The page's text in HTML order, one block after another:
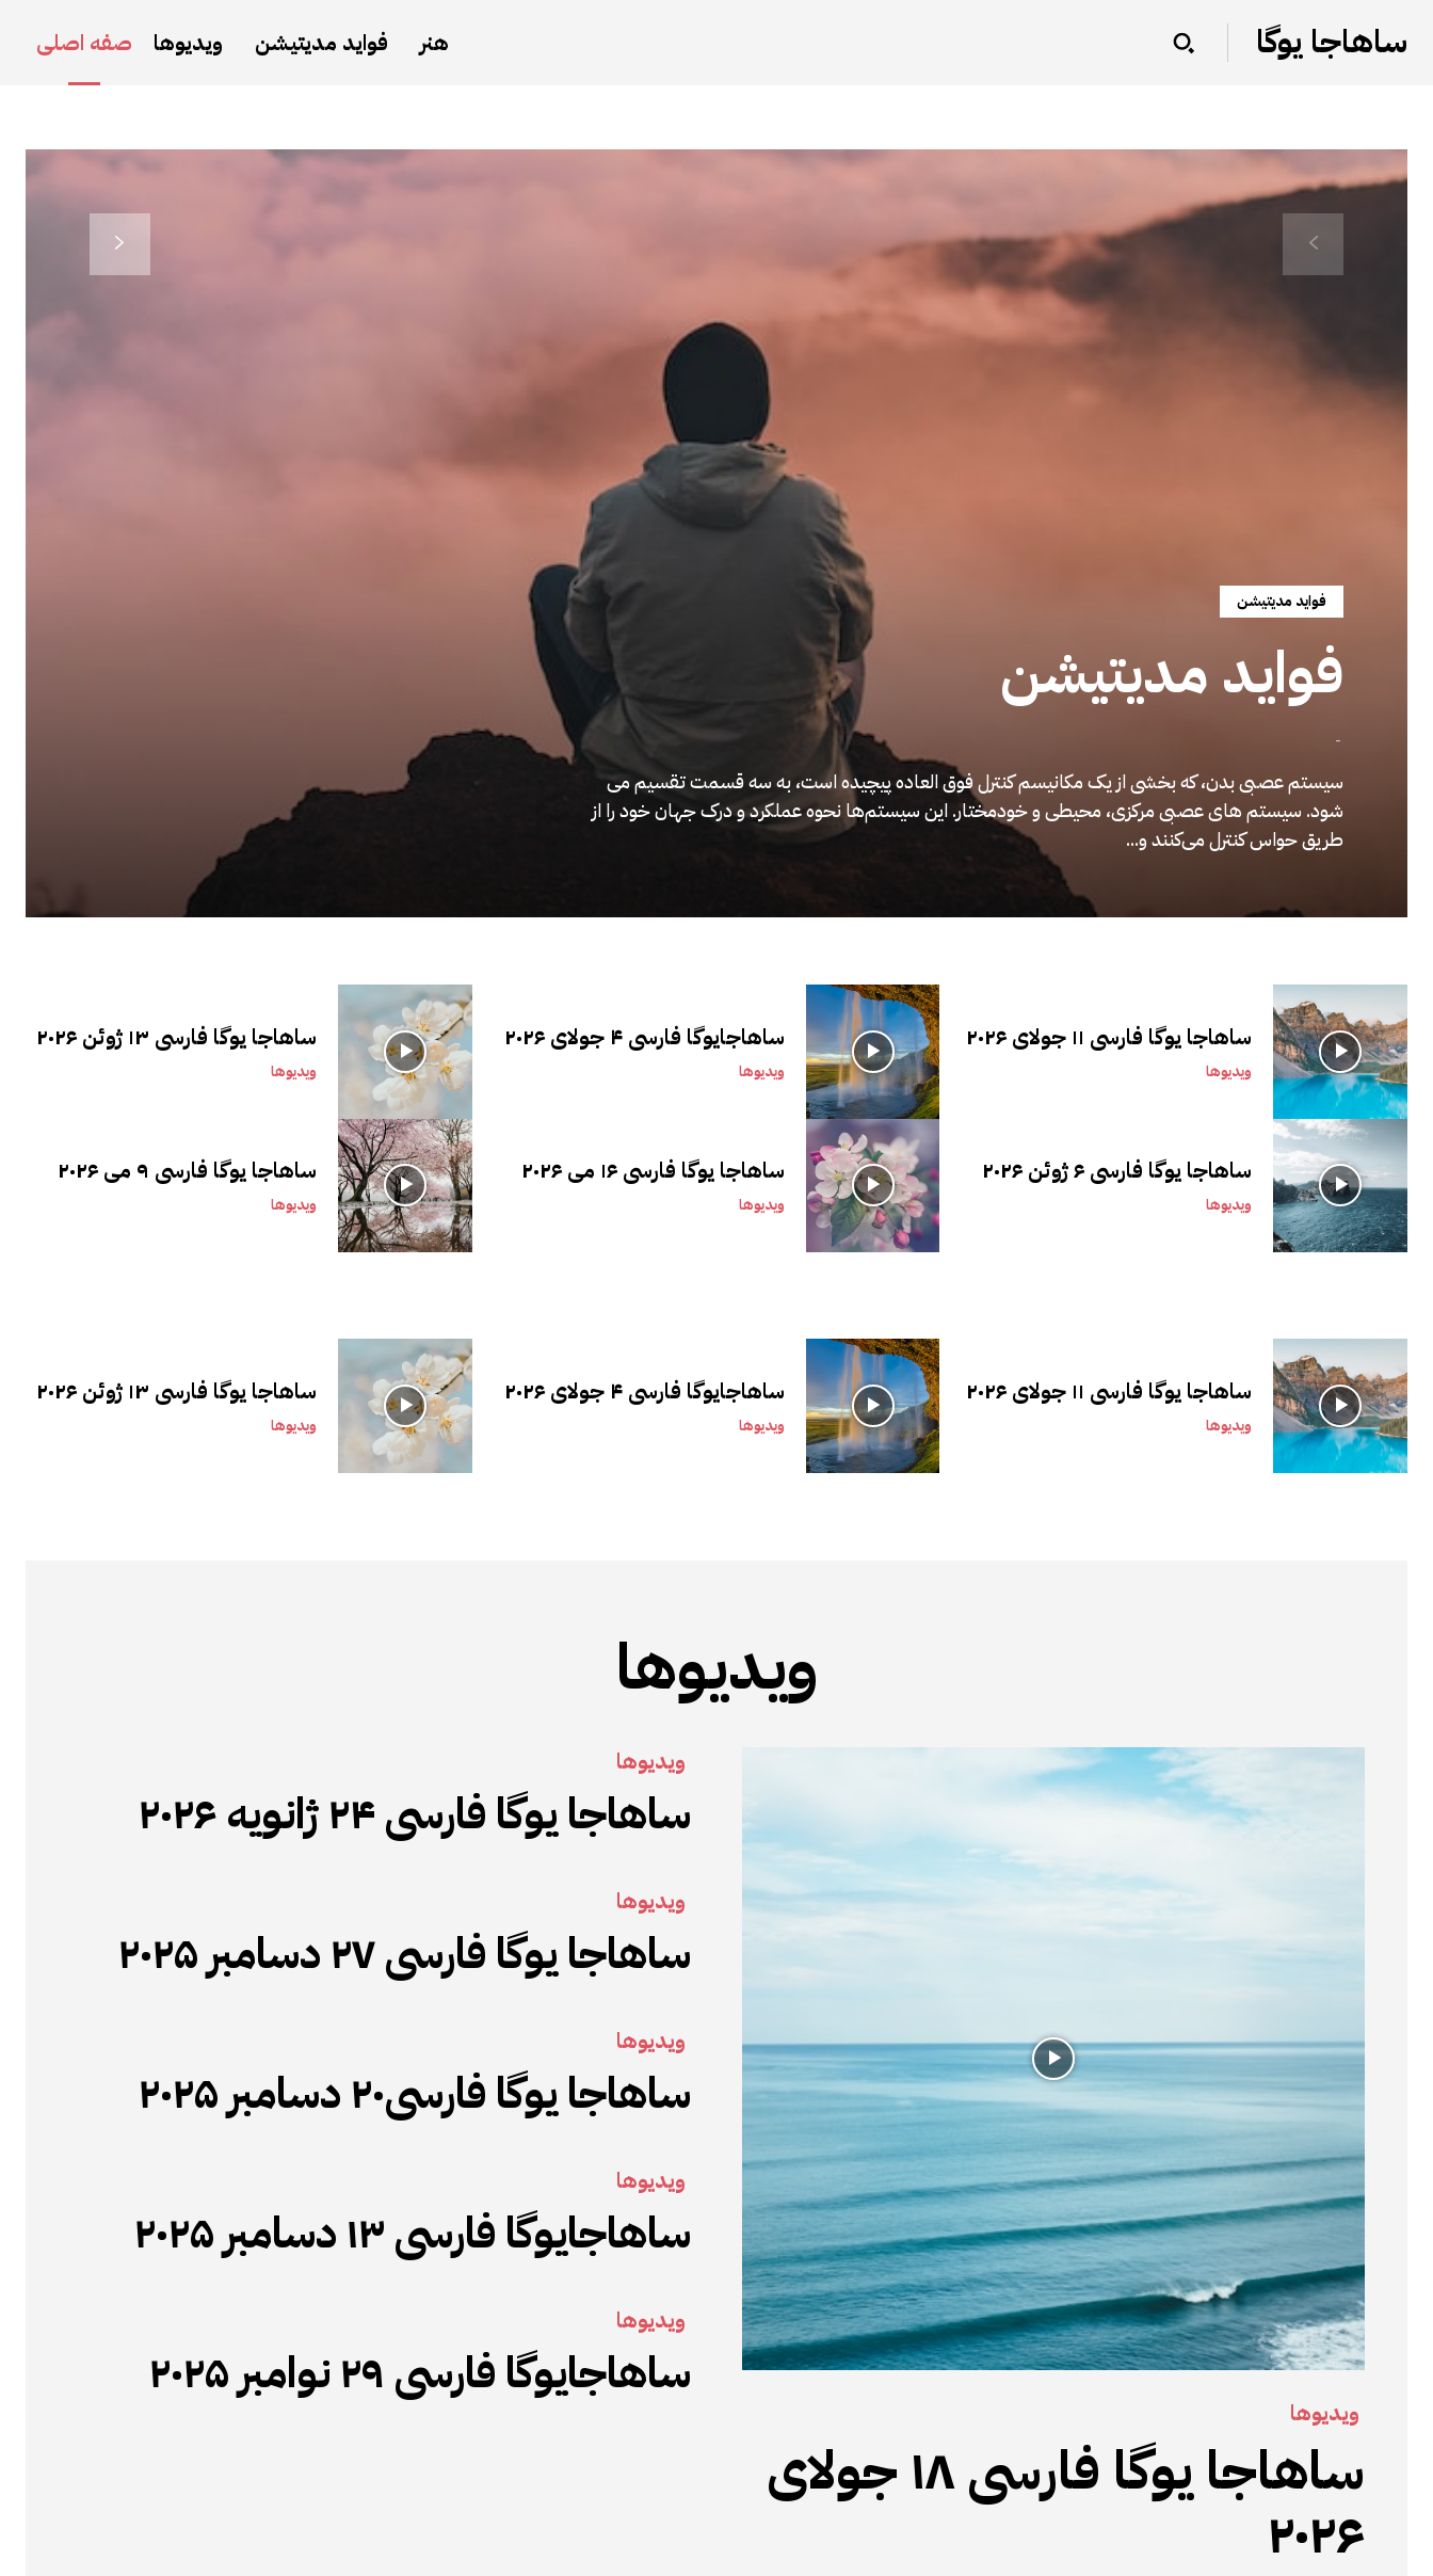
ساهاجا یوگا هنر فواید مدیتیشن ویدیوها صفه اصلی
فواید مدیتیشن
فواید مدیتیشن
-
سیستم عصبی بدن، که بخشی از یک مکانیسم کنترل فوق العاده پیچیده است، به سه قسمت تقسیم می
شود. سیستم های عصبی مرکزی، محیطی و خودمختار. این سیستم‌ها نحوه عملکرد و درک جهان خود را از
طریق حواس کنترل می‌کنند و...
ساهاجا یوگا فارسی ۱۱ جولای ۲۰۲۶
ویدیوها
ساهاجایوگا فارسی ۴ جولای ۲۰۲۶
ویدیوها
ساهاجا یوگا فارسی ۱۳ ژوئن ۲۰۲۶
ویدیوها
ساهاجا یوگا فارسی ۶ ژوئن ۲۰۲۶
ویدیوها
ساهاجا یوگا فارسی ۱۶ می ۲۰۲۶
ویدیوها
ساهاجا یوگا فارسی ۹ می ۲۰۲۶
ویدیوها
ساهاجا یوگا فارسی ۱۱ جولای ۲۰۲۶
ویدیوها
ساهاجایوگا فارسی ۴ جولای ۲۰۲۶
ویدیوها
ساهاجا یوگا فارسی ۱۳ ژوئن ۲۰۲۶
ویدیوها
ویدیوها
ویدیوها
ساهاجا یوگا فارسی ۲۴ ژانویه ۲۰۲۶
ویدیوها
ساهاجا یوگا فارسی ۲۷ دسامبر ۲۰۲۵
ویدیوها
ساهاجا یوگا فارسی۲۰ دسامبر ۲۰۲۵
ویدیوها
ساهاجایوگا فارسی ۱۳ دسامبر ۲۰۲۵
ویدیوها
ساهاجایوگا فارسی ۲۹ نوامبر ۲۰۲۵
ویدیوها
ساهاجا یوگا فارسی ۱۸ جولای
۲۰۲۶